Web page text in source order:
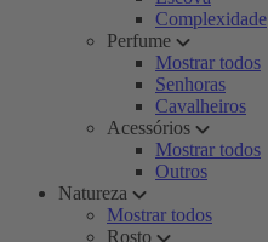
Complexidade
Perfume
Mostrar todos
Senhoras
Cavalheiros
Acessórios
Mostrar todos
Outros
Natureza
Mostrar todos
Rosto